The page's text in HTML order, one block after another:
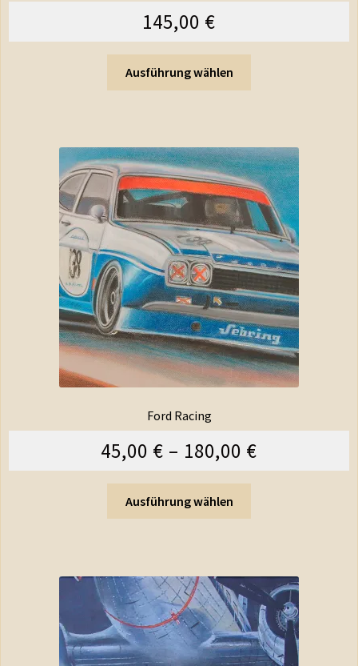
145,00 €
Ausführung wählen
Ford Racing
45,00 € – 180,00 €
Ausführung wählen